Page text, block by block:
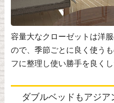
容量大なクローゼットは洋
ので、季節ごとに良く使う
フに整理し使い勝手を良くし
ダブルベッドもアジ